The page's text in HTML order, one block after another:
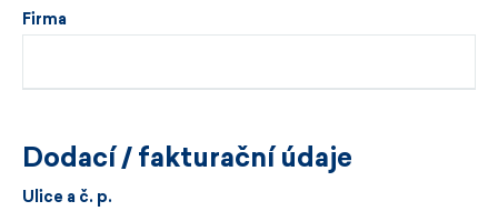
Firma
Dodací / fakturační údaje
Ulice a č. p.